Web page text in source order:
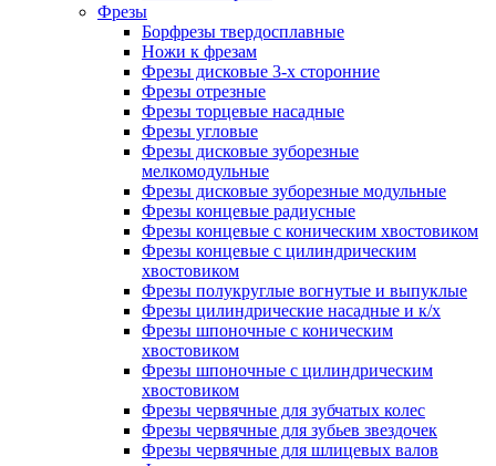
Фрезы
Борфрезы твердосплавные
Ножи к фрезам
Фрезы дисковые 3-х сторонние
Фрезы отрезные
Фрезы торцевые насадные
Фрезы угловые
Фрезы дисковые зуборезные
мелкомодульные
Фрезы дисковые зуборезные модульные
Фрезы концевые радиусные
Фрезы концевые с коническим хвостовиком
Фрезы концевые с цилиндрическим
хвостовиком
Фрезы полукруглые вогнутые и выпуклые
Фрезы цилиндрические насадные и к/х
Фрезы шпоночные с коническим
хвостовиком
Фрезы шпоночные с цилиндрическим
хвостовиком
Фрезы червячные для зубчатых колес
Фрезы червячные для зубьев звездочек
Фрезы червячные для шлицевых валов